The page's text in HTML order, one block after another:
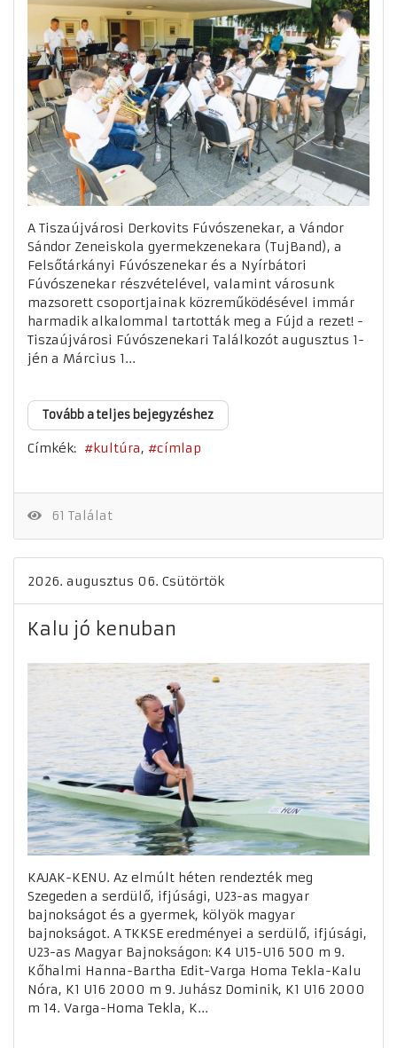
A Tiszaújvárosi Derkovits Fúvószenekar, a Vándor
Sándor Zeneiskola gyermekzenekara (TujBand), a
Felsőtárkányi Fúvószenekar és a Nyírbátori
Fúvószenekar részvételével, valamint városunk
mazsorett csoportjainak közreműködésével immár
harmadik alkalommal tartották meg a Fújd a rezet! -
Tiszaújvárosi Fúvószenekari Találkozót augusztus 1-
jén a Március 1...
Tovább a teljes bejegyzéshez
Címkék: kultúra címlap
61 Találat
2026. augusztus 06. Csütörtök
Kalu jó kenuban
KAJAK-KENU. Az elmúlt héten rendezték meg
Szegeden a serdülő, ifjúsági, U23-as magyar
bajnokságot és a gyermek, kölyök magyar
bajnokságot. A TKKSE eredményei a serdülő, ifjúsági,
U23-as Magyar Bajnokságon: K4 U15-U16 500 m 9.
Kőhalmi Hanna-Bartha Edit-Varga Homa Tekla-Kalu
Nóra, K1 U16 2000 m 9. Juhász Dominik, K1 U16 2000
m 14. Varga-Homa Tekla, K...